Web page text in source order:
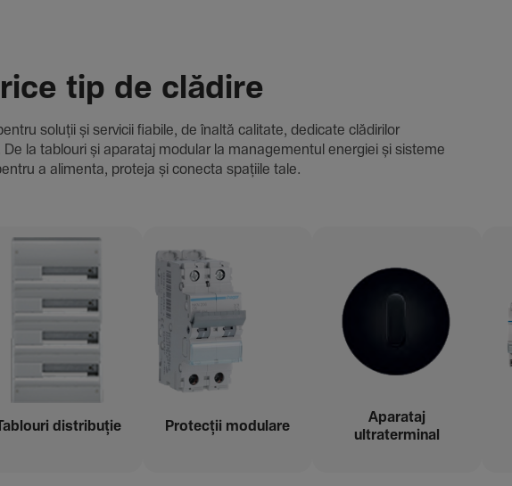
tip de clădire
soluții și servicii fiabile, de înaltă cali­tate, dedi­cate clădi­rilor
la tablouri și aparataj modular la managementul energiei și sisteme
a alimenta, proteja și conecta spațiile tale.
distribuție Protecții modu­lare
Aparataj
ultraterminal